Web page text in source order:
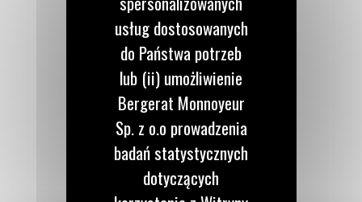
Zadzwoń do nas
122 100 122
Napisz do nas
WYŚLIJ WIADOMOŚĆ
usług dostosowanych
do Państwa potrzeb
lub (ii) umożliwienie
Bergerat Monnoyeur
Sp. z o.o prowadzenia
badań statystycznych
dotyczących